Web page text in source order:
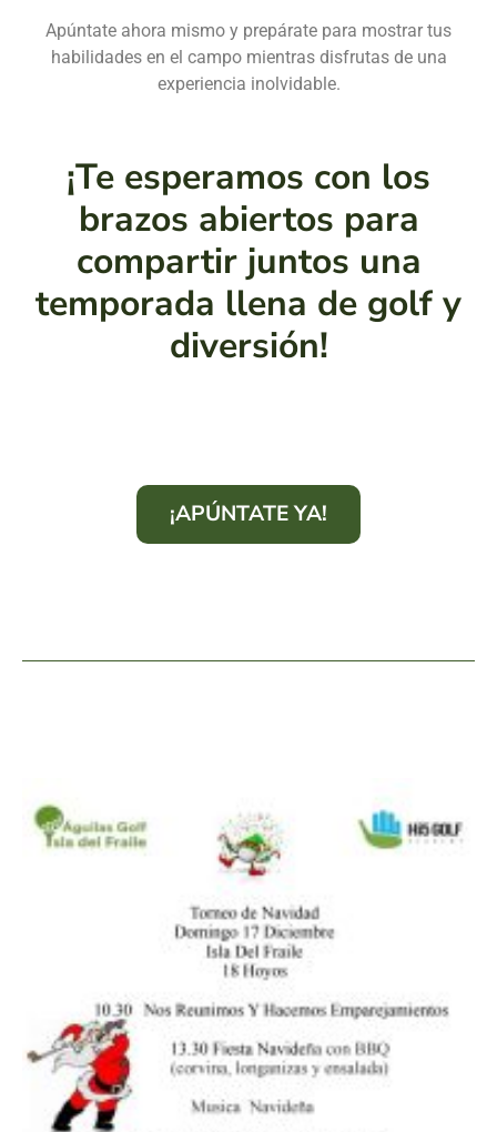
Apúntate ahora mismo y prepárate para mostrar tus
habilidades en el campo mientras disfrutas de una
experiencia inolvidable.
¡Te esperamos con los
brazos abiertos para
compartir juntos una
temporada llena de golf y
diversión!
¡APÚNTATE YA!